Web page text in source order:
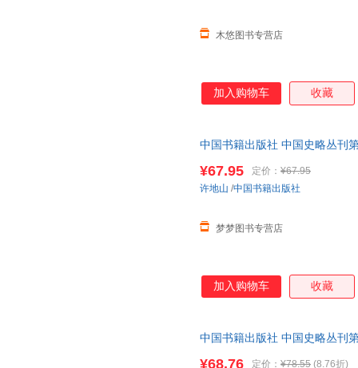
木悠图书专营店
加入购物车 收藏
中国书籍出版社 中国史略丛刊
¥67.95 定价： ¥67.95
梦梦图书专营店
许地山 /中国书籍出版社
加入购物车 收藏
中国书籍出版社 中国史略丛刊
¥68.76 定价： ¥78.55 (8.76折)